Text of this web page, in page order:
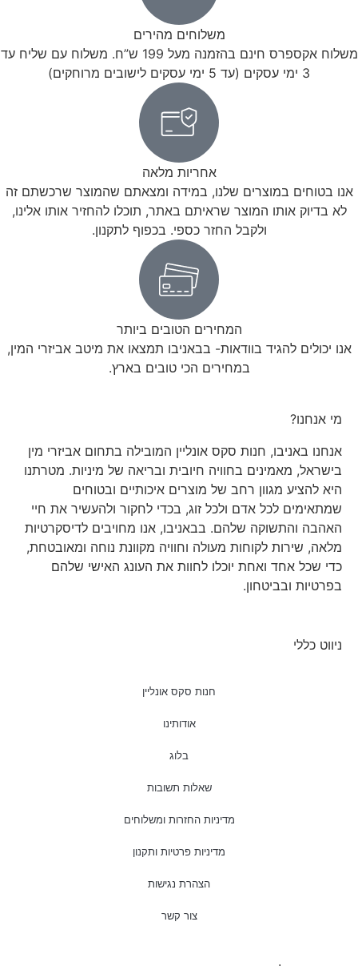
משלוחים מהירים
משלוח אקספרס חינם בהזמנה מעל 199 ש”ח. משלוח עם שליח עד
3 ימי עסקים (עד 5 ימי עסקים לישובים מרוחקים)
אחריות מלאה
אנו בטוחים במוצרים שלנו, במידה ומצאתם שהמוצר שרכשתם זה
לא בדיוק אותו המוצר שראיתם באתר, תוכלו להחזיר אותו אלינו,
ולקבל החזר כספי. בכפוף לתקנון.
המחירים הטובים ביותר
אנו יכולים להגיד בוודאות- בבאניבו תמצאו את מיטב אביזרי המין,
במחירים הכי טובים בארץ.
מי אנחנו?
אנחנו באניבו, חנות סקס אונליין המובילה בתחום אביזרי מין
בישראל, מאמינים בחוויה חיובית ובריאה של מיניות. מטרתנו
היא להציע מגוון רחב של מוצרים איכותיים ובטוחים
שמתאימים לכל אדם ולכל זוג, בכדי לחקור ולהעשיר את חיי
האהבה והתשוקה שלהם. בבאניבו, אנו מחויבים לדיסקרטיות
מלאה, שירות לקוחות מעולה וחוויה מקוונת נוחה ומאובטחת,
כדי שכל אחד ואחת יוכלו לחוות את העונג האישי שלהם
בפרטיות ובביטחון.
ניווט כללי
חנות סקס אונליין
אודותינו
בלוג
שאלות תשובות
מדיניות החזרות ומשלוחים
מדיניות פרטיות ותקנון
הצהרת נגישות
צור קשר